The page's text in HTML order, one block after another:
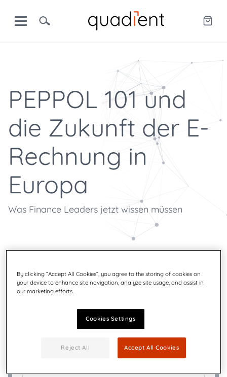
PEPPOL 101 und
die Zukunft der E-
Rechnung in
Europa
Was Finance Leaders jetzt wissen müssen
* Pflichtfelder
Geschäftliche E-Mail *
Vorname *
By clicking “Accept All Cookies”, you agree to the storing of cookies on
your device to enhance site navigation, analyze site usage, and assist in
our marketing efforts.
Cookies Settings
Reject All Accept All Cookies